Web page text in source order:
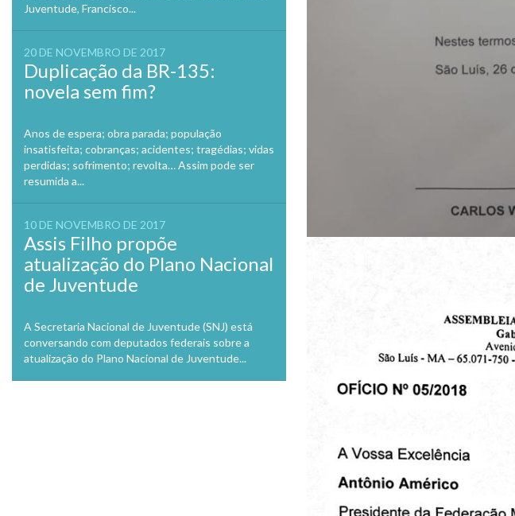
Juventude, Francisco...
20 DE NOVEMBRO DE 2017
Duplicação da BR-135:
novela sem fim?
Anos de espera; obra parada; população
insatisfeita; cobranças; acidentes; tragédias; vidas
perdidas; sofrimento; revolta… Assim pode ser
resumida a...
10 DE NOVEMBRO DE 2017
Assis Filho propõe
atualização do Plano Nacional
de Juventude
A Secretaria Nacional de Juventude (SNJ) está
conversando com deputados federais sobre a
atualização do Plano Nacional de Juventude...